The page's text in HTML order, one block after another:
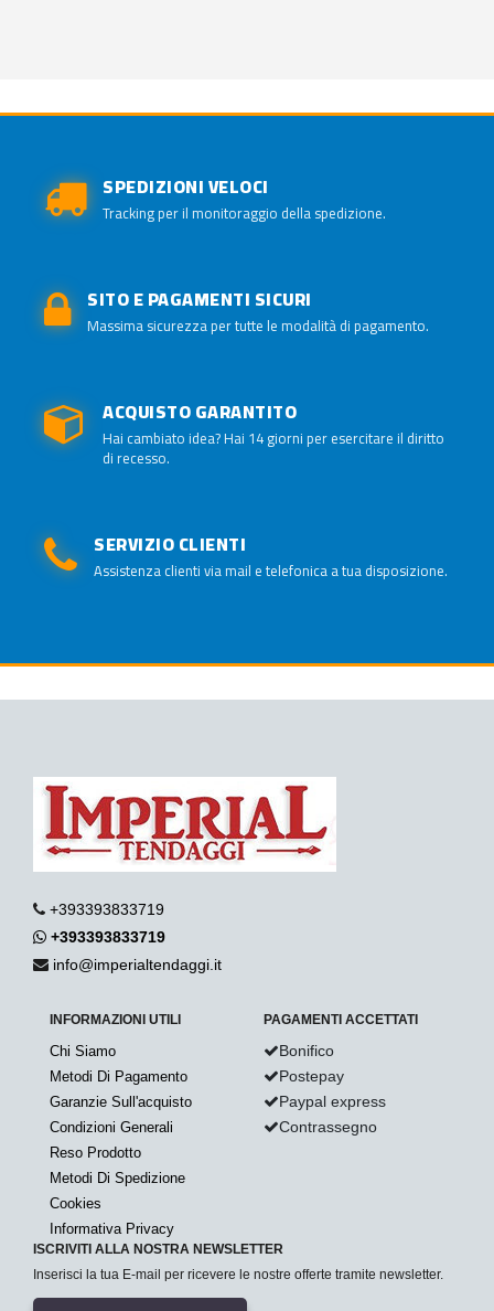
SPEDIZIONI VELOCI
Tracking per il monitoraggio della spedizione.
SITO E PAGAMENTI SICURI
Massima sicurezza per tutte le modalità di pagamento.
ACQUISTO GARANTITO
Hai cambiato idea? Hai 14 giorni per esercitare il diritto
di recesso.
SERVIZIO CLIENTI
Assistenza clienti via mail e telefonica a tua disposizione.
+393393833719
+393393833719
info@imperialtendaggi.it
INFORMAZIONI UTILI
Chi Siamo
Metodi Di Pagamento
Garanzie Sull'acquisto
Condizioni Generali
Reso Prodotto
Metodi Di Spedizione
Cookies
Informativa Privacy
PAGAMENTI ACCETTATI
Bonifico
Postepay
Paypal express
Contrassegno
ISCRIVITI ALLA NOSTRA NEWSLETTER
Inserisci la tua E-mail per ricevere le nostre offerte tramite newsletter.